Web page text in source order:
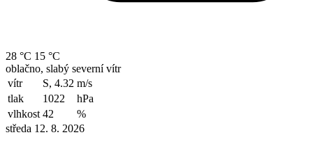
28 °C 15 °C
oblačno, slabý severní vítr
vítr
S, 4.32 m/s
tlak
1022
hPa
vlhkost 42
%
středa 12. 8. 2026